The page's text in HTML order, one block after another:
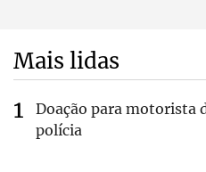
Mais lidas
Doação para motorista
polícia